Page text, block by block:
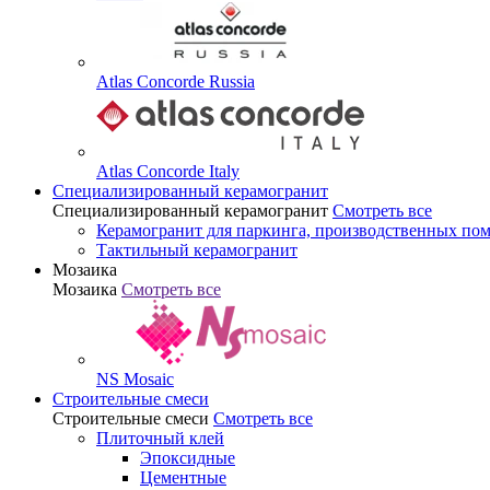
Atlas Concorde Russia
Atlas Concorde Italy
Специализированный керамогранит
Специализированный керамогранит Смотреть все
Керамогранит для паркинга, производственных
Тактильный керамогранит
Мозаика
Мозаика Смотреть все
NS Mosaic
Строительные смеси
Строительные смеси Смотреть все
Плиточный клей
Эпоксидные
Цементные